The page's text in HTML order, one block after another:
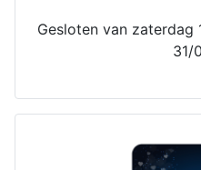
Gesloten van zaterdag
31/